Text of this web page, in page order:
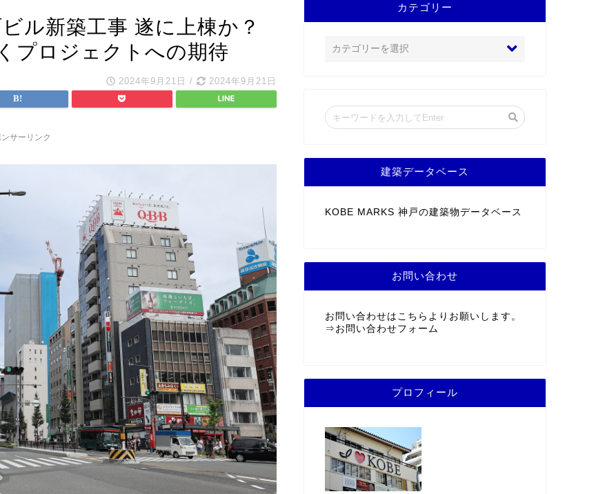
ル新築工事 遂に上棟か？
プロジェクトへの期待
2024年9月21日 / 2024年9月21日
サーリンク
カテゴリー
建築データベース
KOBE MARKS 神戸の建築物データベース
お問い合わせ
お問い合わせはこちらよりお願いします。
⇒ お問い合わせフォーム
プロフィール